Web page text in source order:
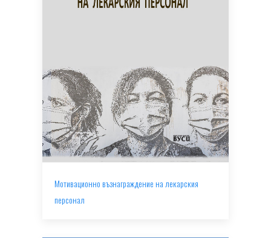
Мотивационно възнаграждение на лекарския
персонал